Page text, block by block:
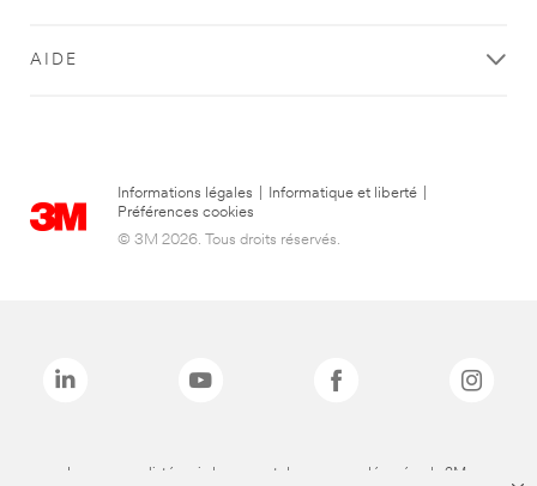
AIDE
Informations légales Informatique et liberté
Préférences cookies
© 3M 2026. Tous droits réservés.
Les marques listées ci-dessus sont des marques déposées de 3M.